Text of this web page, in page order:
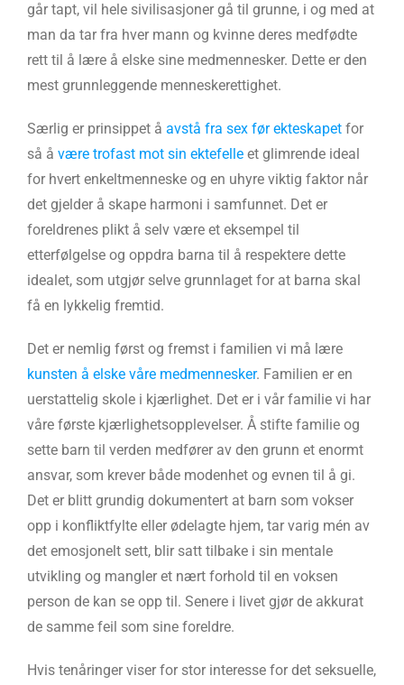
går tapt, vil hele sivilisasjoner gå til grunne, i og med at
man da tar fra hver mann og kvinne deres medfødte
rett til å lære å elske sine medmennesker. Dette er den
mest grunnleggende menneskerettighet.
Særlig er prinsippet å avstå fra sex før ekteskapet for
så å være trofast mot sin ektefelle et glimrende ideal
for hvert enkeltmenneske og en uhyre viktig faktor når
det gjelder å skape harmoni i samfunnet. Det er
foreldrenes plikt å selv være et eksempel til
etterfølgelse og oppdra barna til å respektere dette
idealet, som utgjør selve grunnlaget for at barna skal
få en lykkelig fremtid.
Det er nemlig først og fremst i familien vi må lære
kunsten å elske våre medmennesker. Familien er en
uerstattelig skole i kjærlighet. Det er i vår familie vi har
våre første kjærlighetsopplevelser. Å stifte familie og
sette barn til verden medfører av den grunn et enormt
ansvar, som krever både modenhet og evnen til å gi.
Det er blitt grundig dokumentert at barn som vokser
opp i konfliktfylte eller ødelagte hjem, tar varig mén av
det emosjonelt sett, blir satt tilbake i sin mentale
utvikling og mangler et nært forhold til en voksen
person de kan se opp til. Senere i livet gjør de akkurat
de samme feil som sine foreldre.
Hvis tenåringer viser for stor interesse for det seksuelle,